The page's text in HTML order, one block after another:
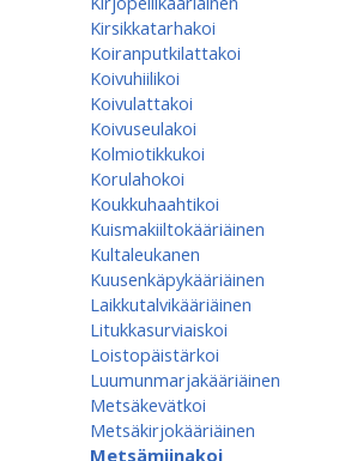
Kirsikkatarhakoi
Koiranputkilattakoi
Koivuhiilikoi
Koivulattakoi
Koivuseulakoi
Kolmiotikkukoi
Korulahokoi
Koukkuhaahtikoi
Kuismakiiltokääriäinen
Kultaleukanen
Kuusenkäpykääriäinen
Laikkutalvikääriäinen
Litukkasurviaiskoi
Loistopäistärkoi
Luumunmarjakääriäinen
Metsäkevätkoi
Metsäkirjokääriäinen
Metsämiinakoi